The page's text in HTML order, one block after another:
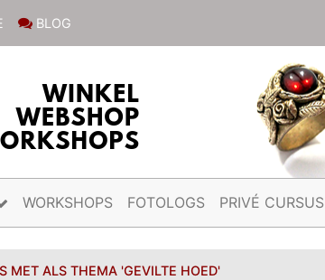
BLOG
WORKSHOPS FOTOLOGS PRIVÉ CURSUS
MET ALS THEMA 'GEVILTE HOED'